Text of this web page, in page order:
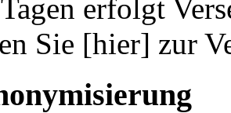
erfolgt
Sie [hier] zur